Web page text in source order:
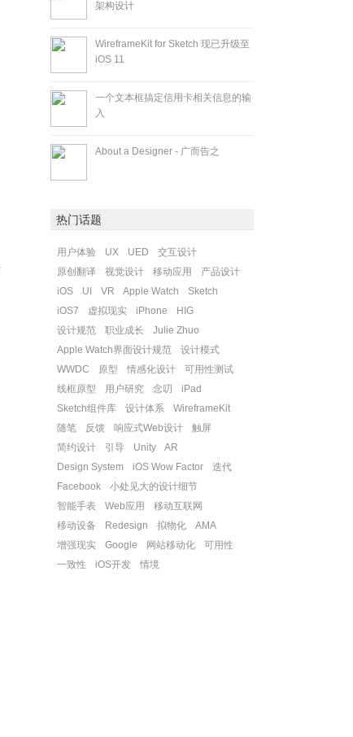
架构设计
WireframeKit for Sketch 现已升级至
iOS 11
一个文本框搞定信用卡相关信息的输
入
About a Designer - 广而告之
热门话题
用户体验 UX UED
交互设计
原创翻译
视觉设计 移动应用
产品设计
iOS
UI VR Apple Watch
Sketch
iOS7
虚拟现实 iPhone
HIG
设计规范
职业成长
Julie Zhuo
Apple Watch界面设计规范
设计模式
WWDC
原型 情感化设计
可用性测试
线框原型
用户研究 念叨
iPad
Sketch组件库
设计体系
WireframeKit
随笔
反馈 响应式Web设计
触屏
简约设计
引导 Unity
AR
Design System
iOS Wow Factor
迭代
Facebook
小处见大的设计细节
智能手表
Web应用
移动互联网
移动设备
Redesign 拟物化
AMA
增强现实
Google 网站移动化
可用性
一致性
iOS开发 情境